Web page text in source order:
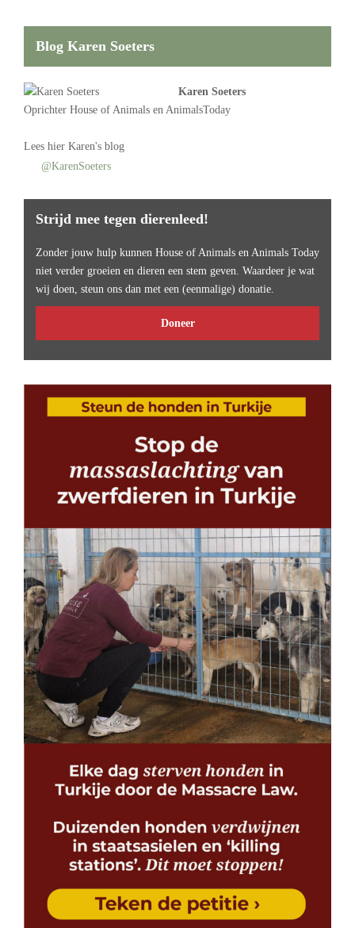
Blog Karen Soeters
Karen Soeters
Oprichter House of Animals en AnimalsToday
Lees hier Karen's blog
@KarenSoeters
Strijd mee tegen dierenleed!
Zonder jouw hulp kunnen House of Animals en Animals Today
niet verder groeien en dieren een stem geven. Waardeer je wat
wij doen, steun ons dan met een (eenmalige) donatie.
Doneer